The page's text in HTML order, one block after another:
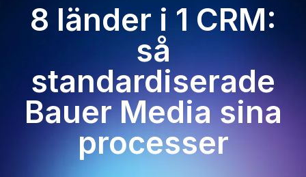
8 länder i 1 CRM:
så
standardiserade
Bauer Media sina
processer